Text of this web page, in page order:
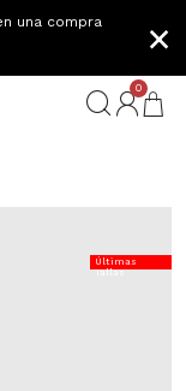
una compra
×
0
Últimas
Tallas